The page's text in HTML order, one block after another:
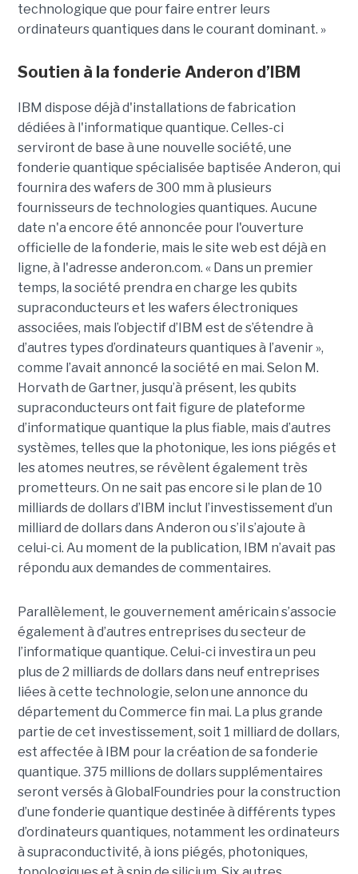
technologique que pour faire entrer leurs
ordinateurs quantiques dans le courant dominant. »
Soutien à la fonderie Anderon d’IBM
IBM dispose déjà d'installations de fabrication
dédiées à l'informatique quantique. Celles-ci
serviront de base à une nouvelle société, une
fonderie quantique spécialisée baptisée Anderon, qui
fournira des wafers de 300 mm à plusieurs
fournisseurs de technologies quantiques. Aucune
date n'a encore été annoncée pour l'ouverture
officielle de la fonderie, mais le site web est déjà en
ligne, à l'adresse anderon.com. « Dans un premier
temps, la société prendra en charge les qubits
supraconducteurs et les wafers électroniques
associées, mais l’objectif d’IBM est de s’étendre à
d’autres types d’ordinateurs quantiques à l’avenir »,
comme l’avait annoncé la société en mai. Selon M.
Horvath de Gartner, jusqu’à présent, les qubits
supraconducteurs ont fait figure de plateforme
d’informatique quantique la plus fiable, mais d’autres
systèmes, telles que la photonique, les ions piégés et
les atomes neutres, se révèlent également très
prometteurs. On ne sait pas encore si le plan de 10
milliards de dollars d’IBM inclut l’investissement d’un
milliard de dollars dans Anderon ou s’il s’ajoute à
celui-ci. Au moment de la publication, IBM n’avait pas
répondu aux demandes de commentaires.
Parallèlement, le gouvernement américain s’associe
également à d’autres entreprises du secteur de
l’informatique quantique. Celui-ci investira un peu
plus de 2 milliards de dollars dans neuf entreprises
liées à cette technologie, selon une annonce du
département du Commerce fin mai. La plus grande
partie de cet investissement, soit 1 milliard de dollars,
est affectée à IBM pour la création de sa fonderie
quantique. 375 millions de dollars supplémentaires
seront versés à GlobalFoundries pour la construction
d’une fonderie quantique destinée à différents types
d’ordinateurs quantiques, notamment les ordinateurs
à supraconductivité, à ions piégés, photoniques,